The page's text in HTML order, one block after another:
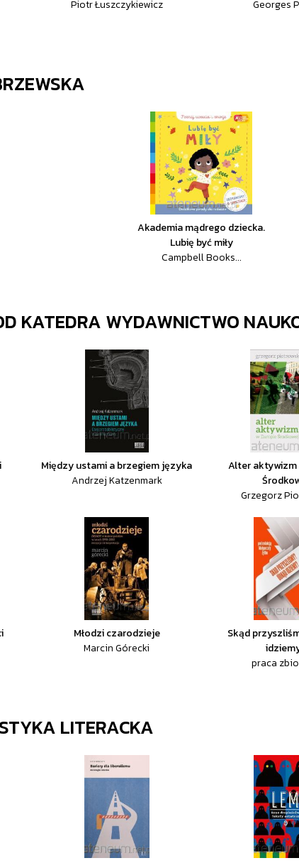
Piotr Łuszczykiewicz
Georges
Akademia mądrego dziecka.
Lubię być miły
Campbell Books...
KATEDRA WYDAWNICTWO
Między ustami a brzegiem języka
Andrzej Katzenmark
Alter aktywizm
Grzegorz
Młodzi czarodzieje
Marcin Górecki
Skąd
praca
LITERACKA